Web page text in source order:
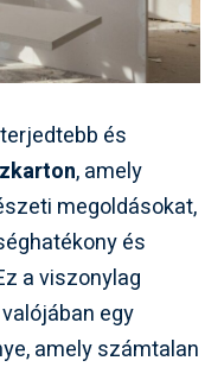
és
, amely
megoldásokat,
és
a viszonylag
egy
amely számtalan